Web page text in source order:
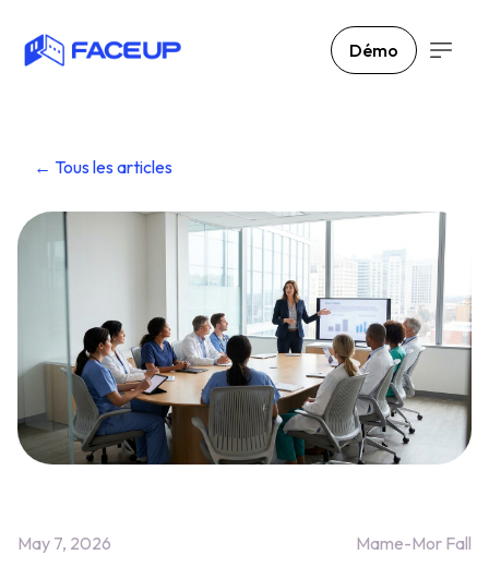
Démo
← Tous les articles
May 7, 2026 Mame-Mor Fall